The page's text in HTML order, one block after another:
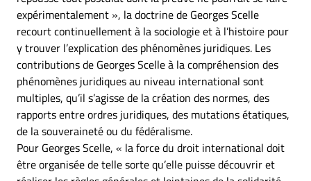
expérimentalement », la doctrine de Georges Scelle
recourt continuellement à la sociologie et à l’histoire pour
y trouver l’explication des phénomènes juridiques. Les
contributions de Georges Scelle à la compréhension des
phénomènes juridiques au niveau international sont
multiples, qu’il s’agisse de la création des normes, des
rapports entre ordres juridiques, des mutations étatiques,
de la souveraineté ou du fédéralisme.
Pour Georges Scelle, « la force du droit international doit
être organisée de telle sorte qu’elle puisse découvrir et